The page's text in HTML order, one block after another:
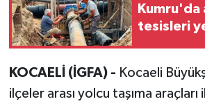
Kumru'da
tesisleri
KOCAELİ (İGFA) - Kocaeli
ilçeler arası yolcu taşıma araçları